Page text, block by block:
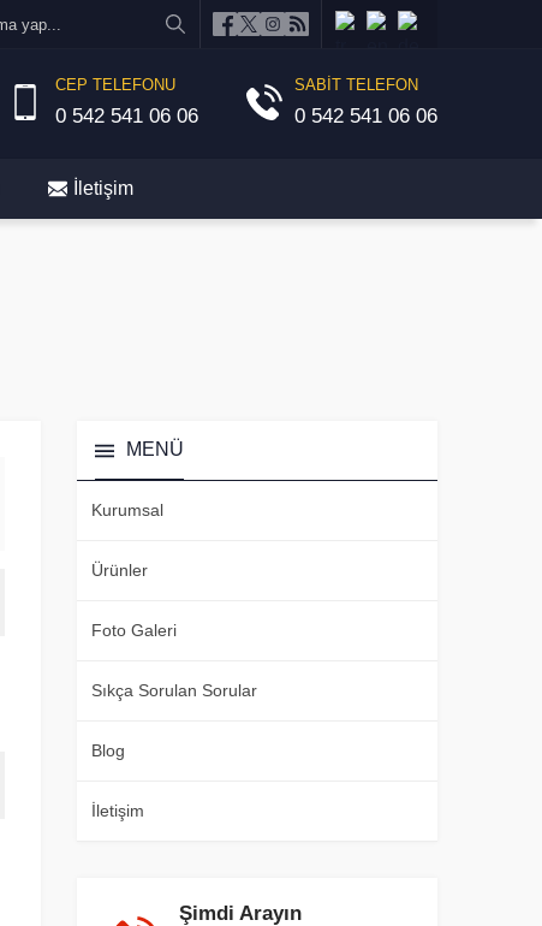
CEP TELEFONU
0 542 541 06 06
SABİT TELEFON
0 542 541 06 06
İletişim
MENÜ
Kurumsal
Ürünler
Foto Galeri
Sıkça Sorulan Sorular
Blog
İletişim
Şimdi Arayın